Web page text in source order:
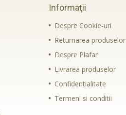
Informaţii
Despre Cookie-uri
Returnarea produselor
Despre Plafar
Livrarea produselor
Confidentialitate
Termeni si conditii